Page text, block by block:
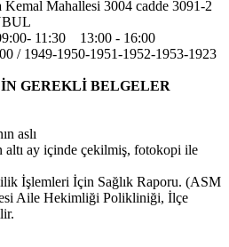
Kemal Mahallesi 3004 cadde 3091-2
11:30 13:00 - 16:00
/ 1949-1950-1951-1952-1953-1923
GEREKLİ BELGELER
aslı
altı ay içinde çekilmiş, fotokopi ile
İşlemleri İçin Sağlık Raporu. (ASM
Aile Hekimliği Polikliniği, İlçe